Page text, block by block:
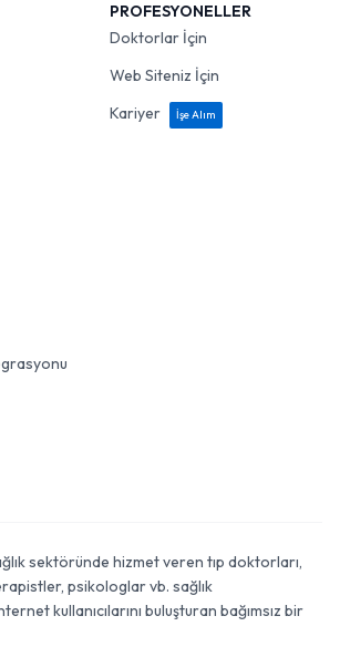
PROFESYONELLER
Doktorlar İçin
Web Siteniz İçin
Kariyer
İşe Alım
sektöründe hizmet veren tıp doktorları,
psikologlar vb. sağlık
kullanıcılarını buluşturan bağımsız bir